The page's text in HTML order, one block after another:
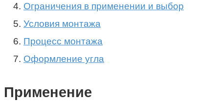
Ограничения в применении и выбор
Условия монтажа
Процесс монтажа
Оформление угла
Применение